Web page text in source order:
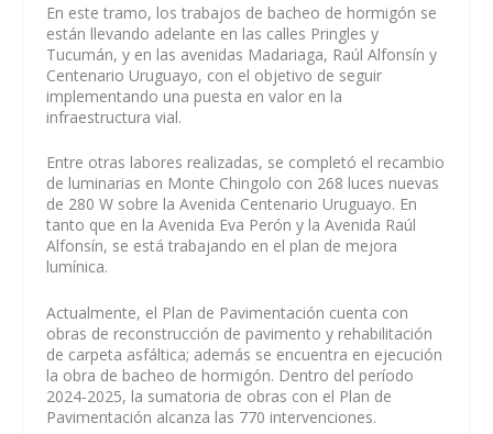
En este tramo, los trabajos de bacheo de hormigón se
están llevando adelante en las calles Pringles y
Tucumán, y en las avenidas Madariaga, Raúl Alfonsín y
Centenario Uruguayo, con el objetivo de seguir
implementando una puesta en valor en la
infraestructura vial.
Entre otras labores realizadas, se completó el recambio
de luminarias en Monte Chingolo con 268 luces nuevas
de 280 W sobre la Avenida Centenario Uruguayo. En
tanto que en la Avenida Eva Perón y la Avenida Raúl
Alfonsín, se está trabajando en el plan de mejora
lumínica.
Actualmente, el Plan de Pavimentación cuenta con
obras de reconstrucción de pavimento y rehabilitación
de carpeta asfáltica; además se encuentra en ejecución
la obra de bacheo de hormigón. Dentro del período
2024-2025, la sumatoria de obras con el Plan de
Pavimentación alcanza las 770 intervenciones.